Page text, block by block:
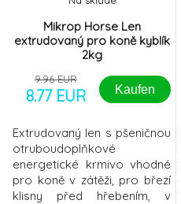
Mikrop Horse Len
extrudovaný pro koně kyblík
2kg
9.96 EUR
8.77 EUR Kaufen
Extrudovaný len s pšeničnou
otruboudoplňkové
energetické krmivo vhodné
pro koně v zátěži, pro březí
klisny před hřebením, v